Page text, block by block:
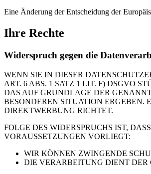
Eine Änderung der Entscheidung der
Ihre Rechte
Widerspruch gegen die
WENN SIE IN DIESER
ART. 6 ABS. 1 SATZ 1 LIT. F) DSGVO
DAS AUF GRUNDLAGE DER
BESONDEREN SITUATION ERGEBEN.
DIREKTWERBUNG RICHTET.
FOLGE DES WIDERSPRUCHS IST,
VORAUSSETZUNGEN VORLIEGT:
WIR KÖNNEN ZWINGENDE
DIE VERARBEITUNG DIENT DER